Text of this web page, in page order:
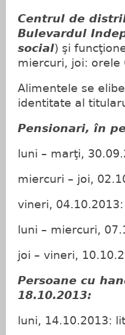
Centrul de
Bulevardul
social) şi
miercuri, joi: orele
Alimentele se
identitate al
Pensionari, în
luni – marţi,
miercuri – joi,
vineri, 04.10.2013:
luni – miercuri,
joi – vineri,
Persoane cu
18.10.2013:
luni, 14.10.2013: